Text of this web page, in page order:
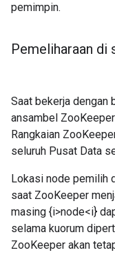
pemimpin.
Pemeliharaan di
Saat bekerja dengan
ansambel
Rangkaian
seluruh Pusat Data
Lokasi node pemilih
saat ZooKeeper
masing {i>node<i}
selama kuorum
ZooKeeper akan